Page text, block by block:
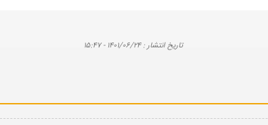
تاريخ انتشار :۱۴۰۱/۰۶/۲۴ - ۱۵:۴۷